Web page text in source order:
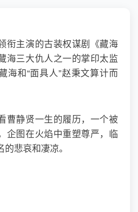
衔主演的古装权谋剧《藏海
海三大仇人之一的掌印太监
海和“面具人”赵秉文算计而
曹静贤一生的履历，一个被
企图在火焰中重塑尊严，临
悲哀和凄凉。